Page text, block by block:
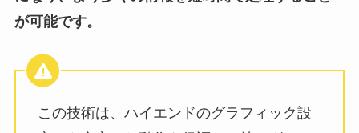
が可能です。
この技術は、ハイエンドのグラフィック設